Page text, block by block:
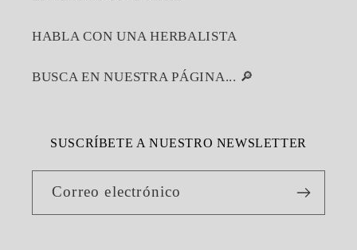
HABLA CON UNA HERBALISTA
BUSCA EN NUESTRA PÁGINA... 🔎
SUSCRÍBETE A NUESTRO NEWSLETTER
Correo electrónico